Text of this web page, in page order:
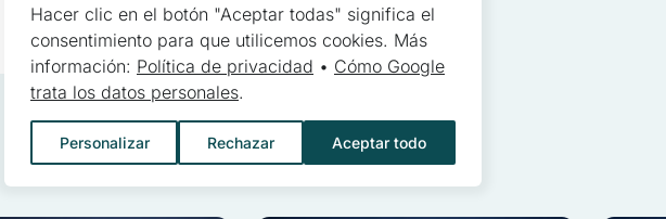
Hacer clic en el botón "Aceptar todas" significa el
consentimiento para que utilicemos cookies. Más
información: Política de privacidad • Cómo Google
trata los datos personales.
Personalizar Rechazar Aceptar todo
a los propietarios de sitios web a comprender cómo los diferentes usuarios interactúan
información de forma anónima
utilizan para rastrear a los usuarios a través de los sitios web. El objetivo es mostrar anuncios